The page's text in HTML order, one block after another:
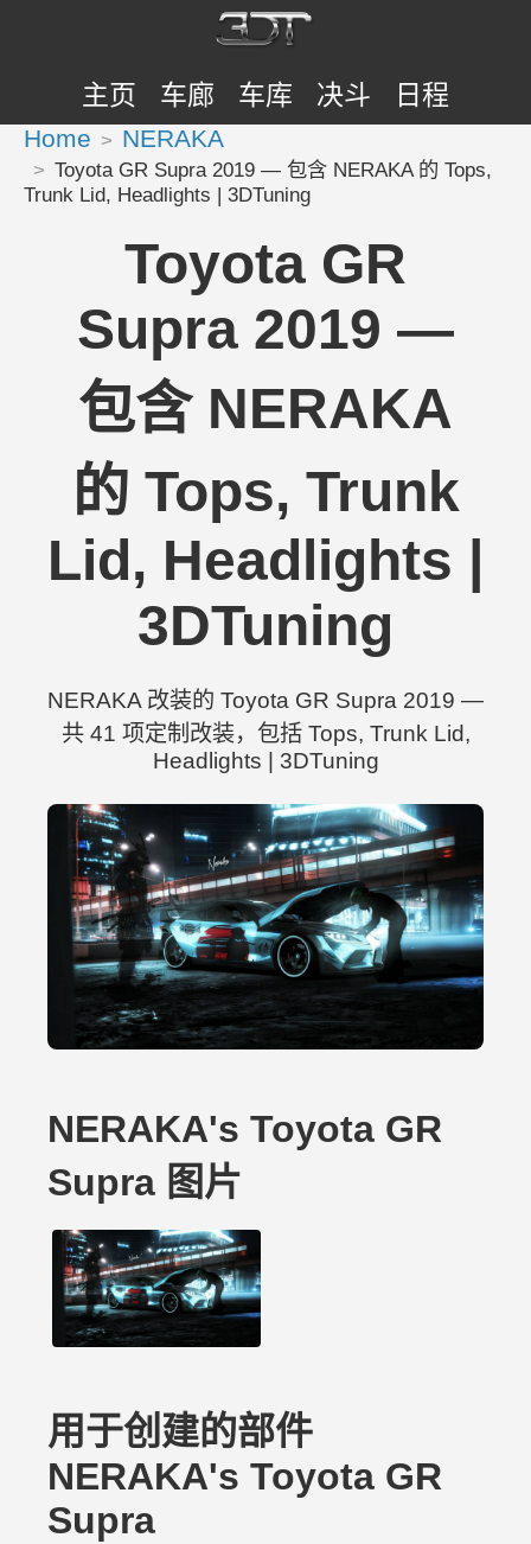
主页 车廊 车库 决斗 日程
Home NERAKA
Toyota GR Supra 2019 — 包含 NERAKA 的 Tops,
Trunk Lid, Headlights | 3DTuning
Toyota GR
Supra 2019 —
包含 NERAKA
的 Tops, Trunk
Lid, Headlights |
3DTuning
NERAKA 改装的 Toyota GR Supra 2019 —
共 41 项定制改装，包括 Tops, Trunk Lid,
Headlights | 3DTuning
NERAKA's Toyota GR
Supra 图片
用于创建的部件
NERAKA's Toyota GR
Supra